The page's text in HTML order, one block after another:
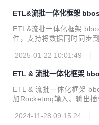
sticsearch客户端改进：
服务节点发现机制、负载
架完全合并 Elasticsearch
ETL&流批一体化框架
ETL&流批一体化框架
件，支持将数据同时同步
体验。 v7.3.2 功能改进
进：优化文件输出插件文
er机制，提升数据文件生
完成回调处理配置管理优
逻辑 Kafka客户端组件改
n组件改进：增加不关闭
2025-01-22 10:01:49
ETL & 流批一体化框架
tmq 支持
ETL & 流批一体化框架
加Rocketmq输入、输出插
件，为向量数据库Milvus
2024-11-28 09:15:24